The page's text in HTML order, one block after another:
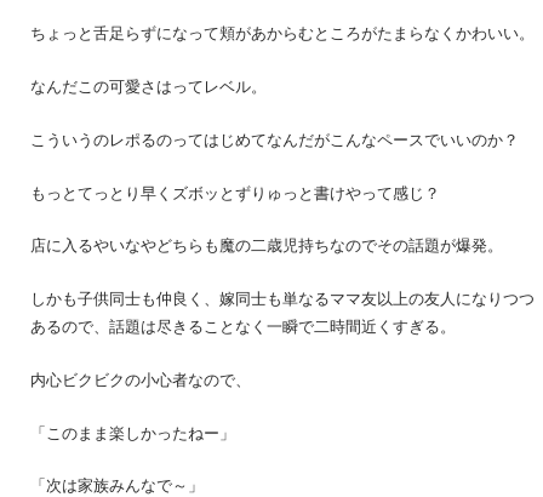
ちょっと舌足らずになって頬があからむところがたまらなくかわいい。
なんだこの可愛さはってレベル。
こういうのレポるのってはじめてなんだがこんなペースでいいのか？
もっとてっとり早くズボッとずりゅっと書けやって感じ？
店に入るやいなやどちらも魔の二歳児持ちなのでその話題が爆発。
しかも子供同士も仲良く、嫁同士も単なるママ友以上の友人になりつつ
あるので、話題は尽きることなく一瞬で二時間近くすぎる。
内心ビクビクの小心者なので、
「このまま楽しかったねー」
「次は家族みんなで～」